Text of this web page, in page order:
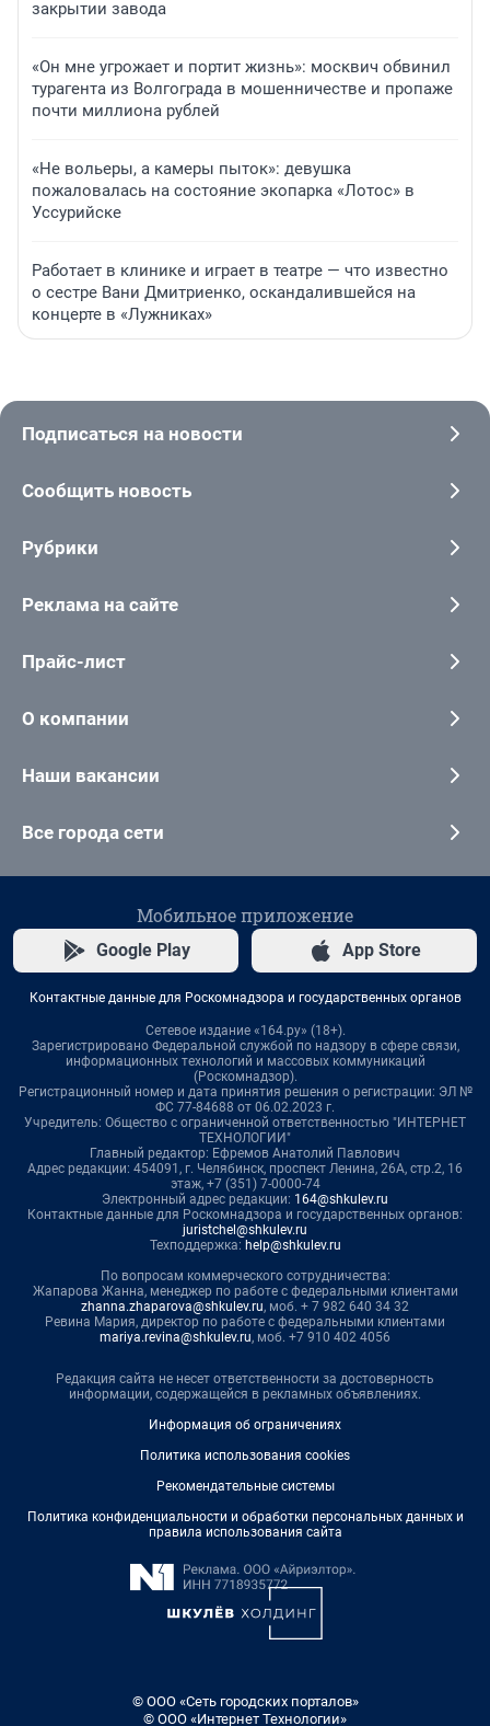
закрытии завода
«Он мне угрожает и портит жизнь»: москвич обвинил
турагента из Волгограда в мошенничестве и пропаже
почти миллиона рублей
«Не вольеры, а камеры пыток»: девушка
пожаловалась на состояние экопарка «Лотос» в
Уссурийске
Работает в клинике и играет в театре — что известно
о сестре Вани Дмитриенко, оскандалившейся на
концерте в «Лужниках»
Подписаться на новости
Сообщить новость
Рубрики
Реклама на сайте
Прайс-лист
О компании
Наши вакансии
Все города сети
Мобильное приложение
Google Play App Store
Контактные данные для Роскомнадзора и государственных органов
Сетевое издание «164.ру» (18+).
Зарегистрировано Федеральной службой по надзору в сфере связи,
информационных технологий и массовых коммуникаций
(Роскомнадзор).
Регистрационный номер и дата принятия решения о регистрации: ЭЛ №
ФС 77-84688 от 06.02.2023 г.
Учредитель: Общество с ограниченной ответственностью "ИНТЕРНЕТ
ТЕХНОЛОГИИ"
Главный редактор: Ефремов Анатолий Павлович
Адрес редакции: 454091, г. Челябинск, проспект Ленина, 26А, стр.2, 16
этаж, +7 (351) 7-0000-74
Электронный адрес редакции: 164@shkulev.ru
Контактные данные для Роскомнадзора и государственных органов:
juristchel@shkulev.ru
Техподдержка: help@shkulev.ru
По вопросам коммерческого сотрудничества:
Жапарова Жанна, менеджер по работе с федеральными клиентами
zhanna.zhaparova@shkulev.ru, моб. + 7 982 640 34 32
Ревина Мария, директор по работе с федеральными клиентами
mariya.revina@shkulev.ru, моб. +7 910 402 4056
Редакция сайта не несет ответственности за достоверность
информации, содержащейся в рекламных объявлениях.
Информация об ограничениях
Политика использования cookies
Рекомендательные системы
Политика конфиденциальности и обработки персональных данных и
правила использования сайта
© ООО «Сеть городских порталов»
© ООО «Интернет Технологии»